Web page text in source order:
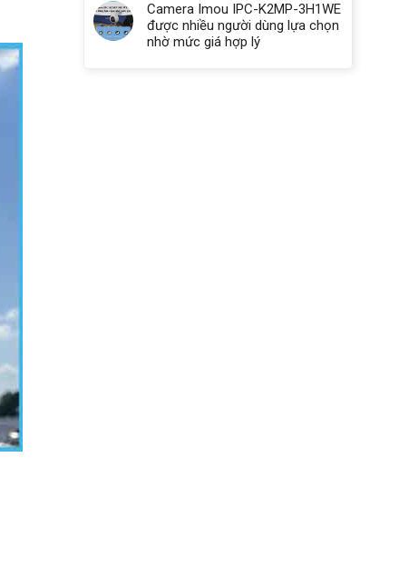
Camera Imou IPC-K2MP-3H1WE
được nhiều người dùng lựa chọn
nhờ mức giá hợp lý